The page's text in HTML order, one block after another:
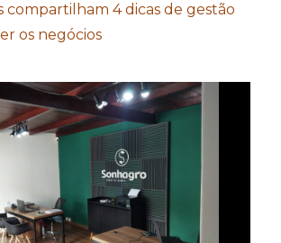
compartilham 4 dicas de gestão
os negócios